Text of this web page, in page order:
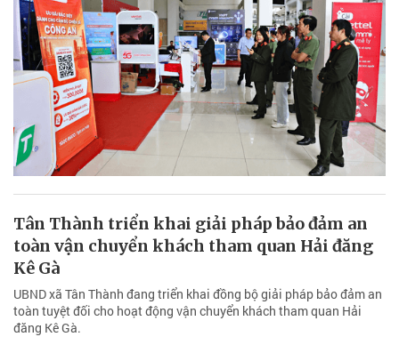
Tân Thành triển khai giải pháp bảo đảm an
toàn vận chuyển khách tham quan Hải đăng
Kê Gà
UBND xã Tân Thành đang triển khai đồng bộ giải pháp bảo đảm an
toàn tuyệt đối cho hoạt động vận chuyển khách tham quan Hải
đăng Kê Gà.